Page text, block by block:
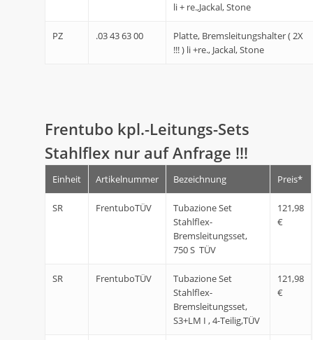
li + re.,Jackal, Stone
PZ .03 43 63 00
Platte, Bremsleitungshalter ( 2X
!!! ) li +re., Jackal, Stone
Frentubo kpl.-Leitungs-Sets
Stahlflex nur auf Anfrage !!!
Einheit Artikelnummer Bezeichnung Preis*
SR FrentuboTÜV
Tubazione Set
Stahlflex-
Bremsleitungsset,
750 S TÜV
121,98
€
SR FrentuboTÜV
Tubazione Set
Stahlflex-
Bremsleitungsset,
S3+LM I , 4-Teilig,TÜV
121,98
€